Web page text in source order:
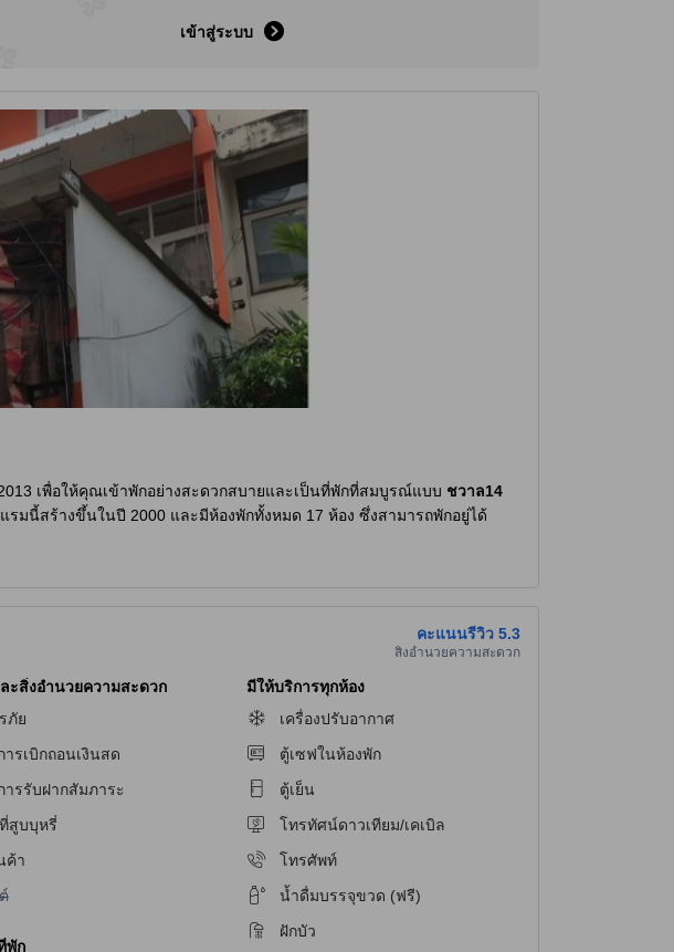
เข้าสู่ระบบ
เพื่อให้คุณเข้าพักอย่างสะดวกสบายและเป็นที่พักที่สมบูรณ์แบบ ชวาล14
รมนี้สร้างขึ้นในปี 2000 และมีห้องพักทั้งหมด 17 ห้อง ซึ่งสามารถพักอยู่ได้
รุงเทพฯ ที่นี่มีร้านค้าที่หลากหลายเพื่อให้คุณสามารถซื้อของที่จำเป็นหรือ
กาศเมืองไทยได้อย่างแท้จริง หากคุณต้องการสัมผัสประสบการณ์ชีวิตกลาง
ศที่เต็มไปด้วยความสนุกได้ทั้งคืน นอกจากนี้ยังมีบริการนวดและสปาที่คุณ
และประทับใจ สิ่งอำนวยความสะดวกที่คุณสามารถเพลิดเพลินได้รวมถึงตู้
กในการเช็คอิน/เช็คเอาท์ ที่เร็วและง่ายดาย การจัดเก็บกระเป๋าเดินทาง
คะแนนรีวิว 5.3
สิ่งอำนวยความสะดวก
ะสิ่งอำนวยความสะดวก
ภัย
ารเบิกถอนเงินสด
ารรับฝากสัมภาระ
สูบบุหรี่
ค้า
ริการลิฟต์
พัก
มีให้บริการทุกห้อง
เครื่องปรับอากาศ
ตู้เซฟในห้องพัก
ตู้เย็น
โทรทัศน์ดาวเทียม/เคเบิล
โทรศัพท์
น้ำดื่มบรรจุขวด (ฟรี)
ฝักบัว